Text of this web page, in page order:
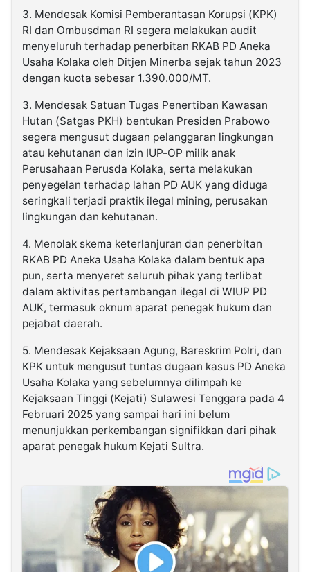
3. Mendesak Komisi Pemberantasan Korupsi (KPK)
RI dan Ombusdman RI segera melakukan audit
menyeluruh terhadap penerbitan RKAB PD Aneka
Usaha Kolaka oleh Ditjen Minerba sejak tahun 2023
dengan kuota sebesar 1.390.000/MT.
3. Mendesak Satuan Tugas Penertiban Kawasan
Hutan (Satgas PKH) bentukan Presiden Prabowo
segera mengusut dugaan pelanggaran lingkungan
atau kehutanan dan izin IUP-OP milik anak
Perusahaan Perusda Kolaka, serta melakukan
penyegelan terhadap lahan PD AUK yang diduga
seringkali terjadi praktik ilegal mining, perusakan
lingkungan dan kehutanan.
4. Menolak skema keterlanjuran dan penerbitan
RKAB PD Aneka Usaha Kolaka dalam bentuk apa
pun, serta menyeret seluruh pihak yang terlibat
dalam aktivitas pertambangan ilegal di WIUP PD
AUK, termasuk oknum aparat penegak hukum dan
pejabat daerah.
5. Mendesak Kejaksaan Agung, Bareskrim Polri, dan
KPK untuk mengusut tuntas dugaan kasus PD Aneka
Usaha Kolaka yang sebelumnya dilimpah ke
Kejaksaan Tinggi (Kejati) Sulawesi Tenggara pada 4
Februari 2025 yang sampai hari ini belum
menunjukkan perkembangan signifikkan dari pihak
aparat penegak hukum Kejati Sultra.